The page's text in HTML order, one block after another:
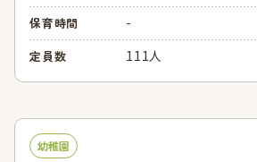
保育時間 -
定員数 111人
幼稚園